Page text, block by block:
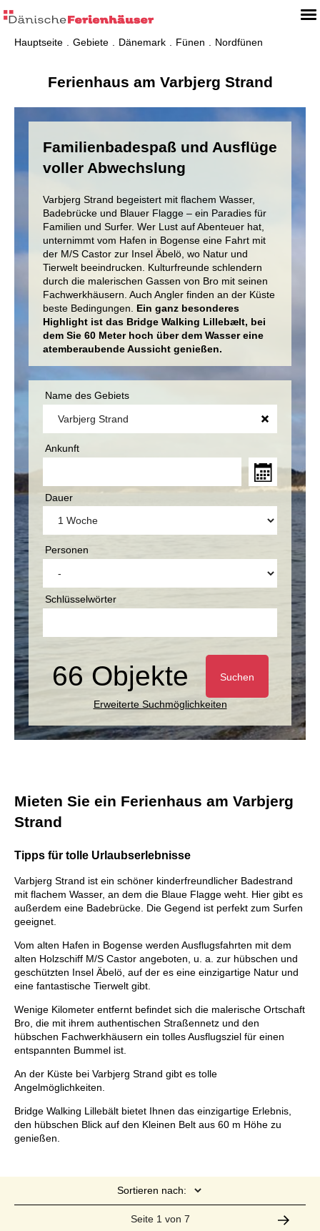
Hauptseite Gebiete Dänemark Fünen Nordfünen
Ferienhaus am Varbjerg Strand
Familienbadespaß und Ausflüge
voller Abwechslung
Varbjerg Strand begeistert mit flachem Wasser,
Badebrücke und Blauer Flagge – ein Paradies für
Familien und Surfer. Wer Lust auf Abenteuer hat,
unternimmt vom Hafen in Bogense eine Fahrt mit
der M/S Castor zur Insel Äbelö, wo Natur und
Tierwelt beeindrucken. Kulturfreunde schlendern
durch die malerischen Gassen von Bro mit seinen
Fachwerkhäusern. Auch Angler finden an der Küste
beste Bedingungen. Ein ganz besonderes
Highlight ist das Bridge Walking Lillebælt, bei
dem Sie 60 Meter hoch über dem Wasser eine
atemberaubende Aussicht genießen.
Name des Gebiets
Ankunft
Dauer
Personen
Schlüsselwörter
66 Objekte Suchen
Erweiterte Suchmöglichkeiten
Mieten Sie ein Ferienhaus am Varbjerg
Strand
Tipps für tolle Urlaubserlebnisse
Varbjerg Strand ist ein schöner kinderfreundlicher Badestrand
mit flachem Wasser, an dem die Blaue Flagge weht. Hier gibt es
außerdem eine Badebrücke. Die Gegend ist perfekt zum Surfen
geeignet.
Vom alten Hafen in Bogense werden Ausflugsfahrten mit dem
alten Holzschiff M/S Castor angeboten, u. a. zur hübschen und
geschützten Insel Äbelö, auf der es eine einzigartige Natur und
eine fantastische Tierwelt gibt.
Wenige Kilometer entfernt befindet sich die malerische Ortschaft
Bro, die mit ihrem authentischen Straßennetz und den
hübschen Fachwerkhäusern ein tolles Ausflugsziel für einen
entspannten Bummel ist.
An der Küste bei Varbjerg Strand gibt es tolle
Angelmöglichkeiten.
Bridge Walking Lillebält bietet Ihnen das einzigartige Erlebnis,
den hübschen Blick auf den Kleinen Belt aus 60 m Höhe zu
genießen.
Sortieren nach:
Seite 1 von 7